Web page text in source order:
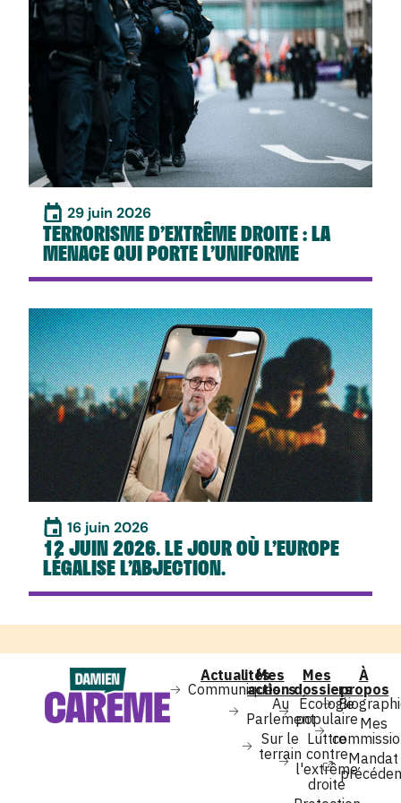
29 juin 2026
TERRORISME D’EXTRÊME DROITE : LA
MENACE QUI PORTE L’UNIFORME
16 juin 2026
12 JUIN 2026. LE JOUR OÙ L’EUROPE
LÉGALISE L’ABJECTION.
Actualités
Communiqués
Mes
actions
Au
Parlement
Sur le
terrain
Mes
dossiers
Écologie
populaire
Luttre
contre
l'extrême
droite
À
propos
Mes
Mandat